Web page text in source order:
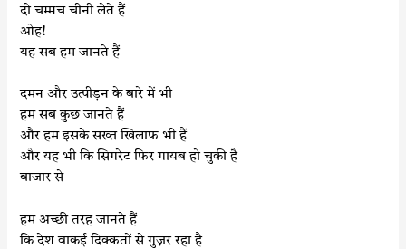
दो चम्मच चीनी लेते हैं
ओह!
यह सब हम जानते हैं
दमन और उत्पीड़न के बारे में भी
हम सब कुछ जानते हैं
और हम इसके सख्त खिलाफ भी हैं
और यह भी कि सिगरेट फिर गायब हो चुकी है
बाजार से
हम अच्छी तरह जानते हैं
कि देश वाकई दिक्कतों से गुज़र रहा है